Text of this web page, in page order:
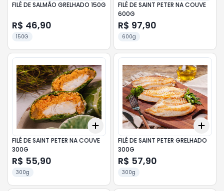
FILÉ DE SALMÃO GRELHADO 150G
R$ 46,90
150G
FILÉ DE SAINT PETER NA COUVE
600G
R$ 97,90
600g
+5 +10
Add
FILÉ DE SAINT PETER NA COUVE
300G
R$ 55,90
300g
Add
FILÉ DE SAINT PETER GRELHADO
300G
R$ 57,90
300g